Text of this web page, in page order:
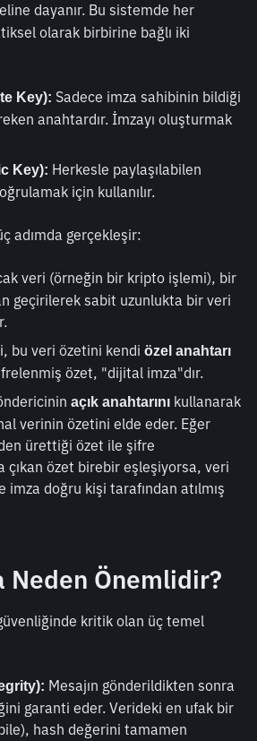
dayanır. Bu sistemde her
olarak birbirine bağlı iki
Key): Sadece imza sahibinin bildiği
anahtardır. İmzayı oluşturmak
Key): Herkesle paylaşılabilen
için kullanılır.
adımda gerçekleşir:
veri (örneğin bir kripto işlemi), bir
geçirilerek sabit uzunlukta bir veri
bu veri özetini kendi özel anahtarı
özet, "dijital imza"dır.
açık anahtarını kullanarak
verinin özetini elde eder. Eğer
ürettiği özet ile şifre
çıkan özet birebir eşleşiyorsa, veri
doğru kişi tarafından atılmış
Önemlidir?
kritik olan üç temel
Mesajın gönderildikten sonra
garanti eder. Verideki en ufak bir
hash değerini tamamen